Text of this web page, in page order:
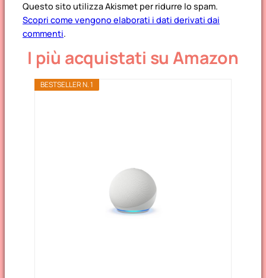
Questo sito utilizza Akismet per ridurre lo spam.
Scopri come vengono elaborati i dati derivati dai
commenti.
I più acquistati su Amazon
BESTSELLER N. 1